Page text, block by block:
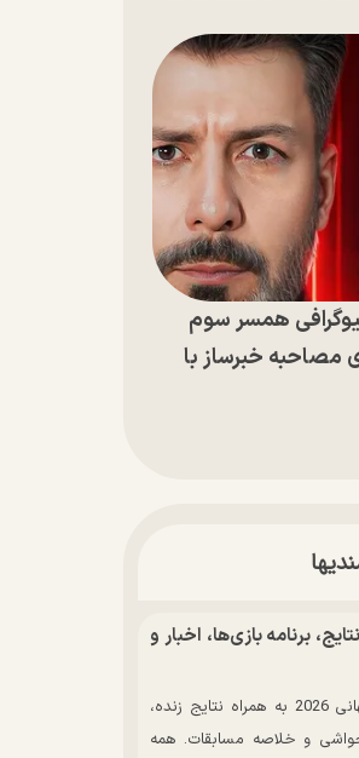
همسر سوم
مصاحبه خبرساز با
جام جهانی 2026 | نتایج، برنامه بازی‌ها، اخبار و
مشاهده جدول کامل جام جهانی 2026 به همراه نتایج زنده،
حواشی و خلاصه مسابقات. همه